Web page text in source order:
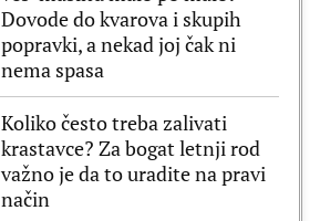
Dovode do kvarova i skupih
popravki, a nekad joj čak ni
nema spasa
Koliko često treba zalivati
krastavce? Za bogat letnji rod
važno je da to uradite na pravi
način